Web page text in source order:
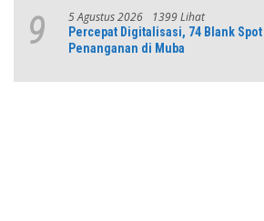
9 5 Agustus 2026 1399 Lihat
Percepat Digitalisasi, 74 Blank
Penanganan di Muba